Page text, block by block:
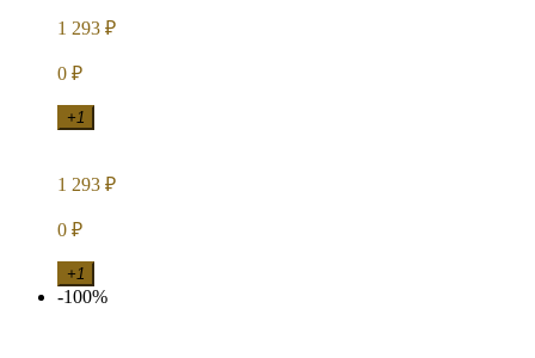
1 293 ₽
0 ₽
+1
1 293 ₽
0 ₽
+1
-100%